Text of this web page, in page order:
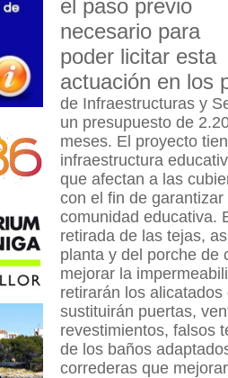
el paso previo
necesario para
poder licitar esta
actuación en los
de Infraestructuras y
un presupuesto de
meses. El proyecto
infraestructura
que afectan a las
con el fin de
comunidad educativa.
retirada de las tejas,
planta y del porche de
mejorar la
retirarán los
sustituirán puertas,
revestimientos, falsos
de los baños
correderas que